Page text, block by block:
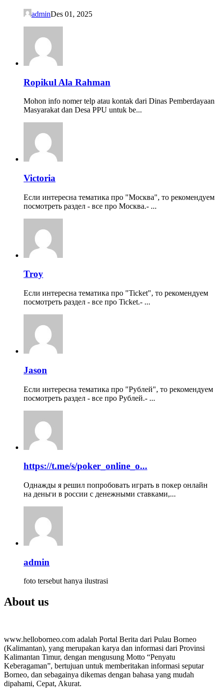
adminDes 01, 2025
Ropikul Ala Rahman
Mohon info nomer telp atau kontak dari Dinas Pemberdayaan
Masyarakat dan Desa PPU untuk be...
Victoria
Если интересна тематика про "Москва", то рекомендуем
посмотреть раздел - все про Москва.- ...
Troy
Если интересна тематика про "Ticket", то рекомендуем
посмотреть раздел - все про Ticket.- ...
Jason
Если интересна тематика про "Рублей", то рекомендуем
посмотреть раздел - все про Рублей.- ...
https://t.me/s/poker_online_o...
Однажды я решил попробовать играть в покер онлайн
на деньги в россии с денежными ставками,...
admin
foto tersebut hanya ilustrasi
About us
www.helloborneo.com adalah Portal Berita dari Pulau Borneo
(Kalimantan), yang merupakan karya dan informasi dari Provinsi
Kalimantan Timur, dengan mengusung Motto “Penyatu
Keberagaman”, bertujuan untuk memberitakan informasi seputar
Borneo, dan sebagainya dikemas dengan bahasa yang mudah
dipahami, Cepat, Akurat.